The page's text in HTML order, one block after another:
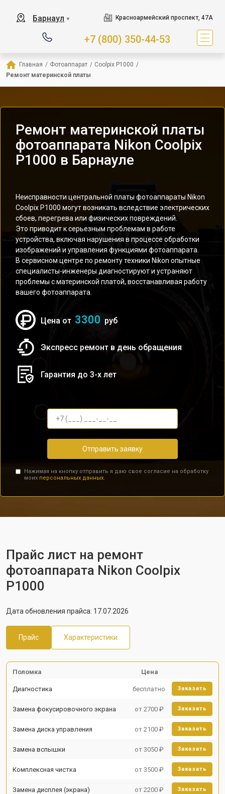
Барнаул ▼ Красноармейский проспект, 47А
+7 (800) 350-44-53
Главная / Фотоаппарат / Coolpix P1000 /
Ремонт материнской платы
Ремонт материнской платы
фотоаппарата Nikon Coolpix
P1000 в Барнауле
Неисправности центральной платы фотоаппараты Nikon
Coolpix P1000 могут возникать вследствие электрических
сбоев, перегрева или физических повреждений.
Это приводит к серьезным проблемам в работе
устройства, включая нарушения в процессе обработки
изображений и управления функциями фотоаппарата.
В сервисном центре по ремонту техники Nikon опытные
специалисты-инженеры диагностируют и устраняют
проблемы с материнской платой, восстанавливая работу
вашего фотоаппарата.
Цена от 3300 руб
Экспресс ремонт в день обращения
Гарантия до 3-х лет
Отправить заявку
Нажимая на кнопку отправить я даю свое согласие на обработку
моих персональных данных.
Прайс лист на ремонт
фотоаппарата Nikon Coolpix
P1000
Дата обновления прайса: 17.07.2026
Прайс Характеристики
Поломка Цена
Диагностика бесплатно Заказать
Замена фокусировочного экрана от 2700 ₽ Заказать
Замена диска управления от 2100 ₽ Заказать
Замена вспышки от 3050 ₽ Заказать
Комплексная чистка от 3500 ₽ Заказать
Замена дисплея (экрана) от 2200 ₽ Заказать